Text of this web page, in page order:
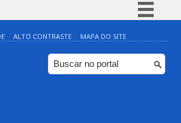
Simplifique!
Comunica BR
Participe
ALTO CONTRASTE MAPA DO SITE
Literatura Infantil e Juvenil | X SLIJ
e Eventos da UFSC